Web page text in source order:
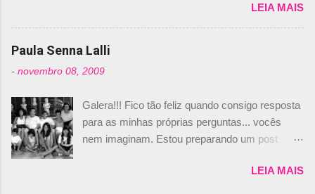
dois brasileiros”, explicou, dizendo ainda que
não tem nada contra o filho do tricampeão
Nelson Piquet. “Ele é um bom piloto, rápido e
experiente.” Audetto disse ainda que a suposta
não corresponde à realidade. “O suposto 15%
de investimento seria menor do que aquilo que
outros pilotos podem trazer: italianos, r...
truth but I’ve never had an option in my contract so that’s
should, pretty much, tell you that it’s not true." #Kimi7 #EifelGP
#AlfaRomeoRacing pic.twitter.com/77EDVn39Ia — Kimi
Romain falando sobre o fato do Iceman estar há tantos anos na
@RGrosjean ! #EifelGP 🇩🇪 #F1
pic.twitter.com/GSAu1LWnwW — Formula 1 (@F1) October 8,
2020 Beijinhos, Ludy
LEIA MAIS
Paula Senna Lalli
- novembro 08, 2009
Galera!!! Fico tão feliz quando consigo resposta
para as minhas próprias perguntas... vocês
nem imaginam. Estou preparando um post
nunca falei sobre ela, aqui no Octeto. No meio
LEIA MAIS